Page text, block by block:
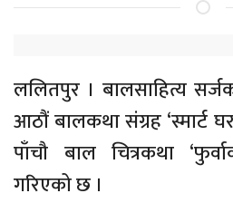
ललितपुर । बालसाहित्य
आठौं बालकथा संग्रह ‘स्मार्ट
पाँचौ बाल चित्रकथा
गरिएको छ ।